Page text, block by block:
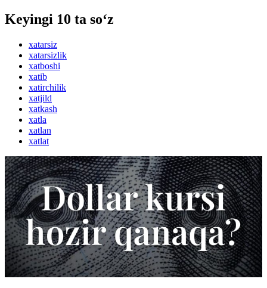
Keyingi 10 ta so‘z
xatarsiz
xatarsizlik
xatboshi
xatib
xatirchilik
xatjild
xatkash
xatla
xatlan
xatlat